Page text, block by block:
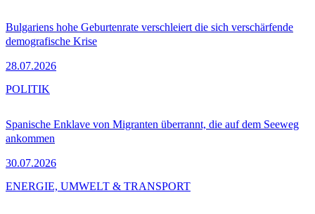
Bulgariens hohe Geburtenrate verschleiert die sich verschärfende
demografische Krise
28.07.2026
Spanische Enklave von Migranten überrannt, die auf dem Seeweg
ankommen
30.07.2026
POLITIK
ENERGIE, UMWELT & TRANSPORT